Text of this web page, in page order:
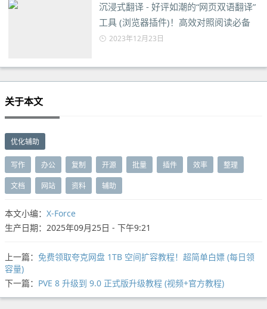
沉浸式翻译 - 好评如潮的“网页双语翻译”
工具 (浏览器插件)！高效对照阅读必备
2023年12月23日
关于本文
优化辅助
写作 办公 复制 开源 批量 插件 效率 整理
文档 网站 资料 辅助
本文小编： X-Force
生产日期：2025年09月25日 - 下午9:21
上一篇： 免费领取夸克网盘 1TB 空间扩容教程！超简单白嫖 (每日领
容量)
下一篇： PVE 8 升级到 9.0 正式版升级教程 (视频+官方教程)